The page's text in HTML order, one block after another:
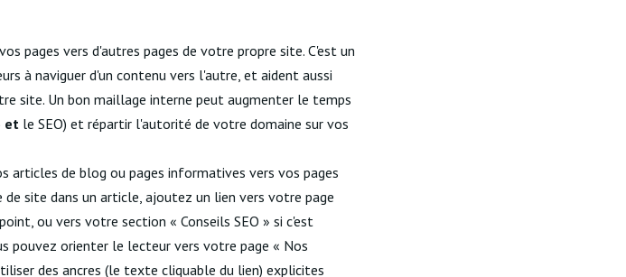
pages vers d'autres pages de votre propre site. C'est un
à naviguer d'un contenu vers l'autre, et aident aussi
site. Un bon maillage interne peut augmenter le temps
et le SEO) et répartir l'autorité de votre domaine sur vos
articles de blog ou pages informatives vers vos pages
site dans un article, ajoutez un lien vers votre page
ou vers votre section « Conseils SEO » si c'est
pouvez orienter le lecteur vers votre page « Nos
des ancres (le texte cliquable du lien) explicites